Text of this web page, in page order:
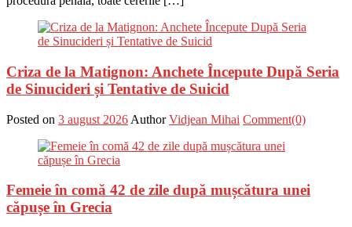
Criza de la Matignon: Anchete Începute După Seria
de Sinucideri și Tentative de Suicid
Posted on 3 august 2026 Author Vidjean Mihai Comment(0)
Femeie în comă 42 de zile după mușcătura unei
căpușe în Grecia